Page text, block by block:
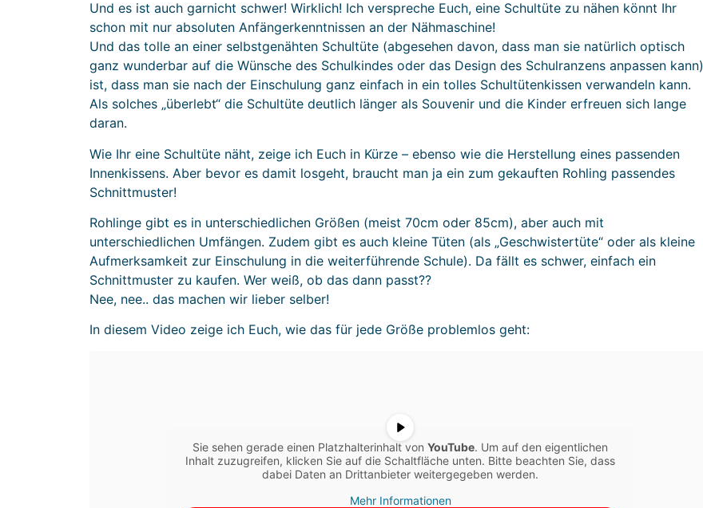
Und es ist auch garnicht schwer! Wirklich! Ich verspreche Euch, eine Schultüte zu nähen könnt Ihr
schon mit nur absoluten Anfängerkenntnissen an der Nähmaschine!
Und das tolle an einer selbstgenähten Schultüte (abgesehen davon, dass man sie natürlich optisch
ganz wunderbar auf die Wünsche des Schulkindes oder das Design des Schulranzens anpassen kann)
ist, dass man sie nach der Einschulung ganz einfach in ein tolles Schultütenkissen verwandeln kann.
Als solches „überlebt“ die Schultüte deutlich länger als Souvenir und die Kinder erfreuen sich lange
daran.
Wie Ihr eine Schultüte näht, zeige ich Euch in Kürze – ebenso wie die Herstellung eines passenden
Innenkissens. Aber bevor es damit losgeht, braucht man ja ein zum gekauften Rohling passendes
Schnittmuster!
Rohlinge gibt es in unterschiedlichen Größen (meist 70cm oder 85cm), aber auch mit
unterschiedlichen Umfängen. Zudem gibt es auch kleine Tüten (als „Geschwistertüte“ oder als kleine
Aufmerksamkeit zur Einschulung in die weiterführende Schule). Da fällt es schwer, einfach ein
Schnittmuster zu kaufen. Wer weiß, ob das dann passt??
Nee, nee.. das machen wir lieber selber!
In diesem Video zeige ich Euch, wie das für jede Größe problemlos geht:
Sie sehen gerade einen Platzhalterinhalt von YouTube. Um auf den eigentlichen
Inhalt zuzugreifen, klicken Sie auf die Schaltfläche unten. Bitte beachten Sie, dass
dabei Daten an Drittanbieter weitergegeben werden.
Mehr Informationen